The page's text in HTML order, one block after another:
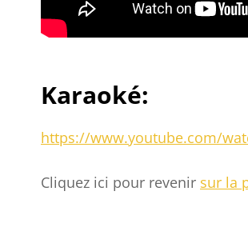
Karaoké:
https://www.youtube.com/
Cliquez ici pour revenir sur la